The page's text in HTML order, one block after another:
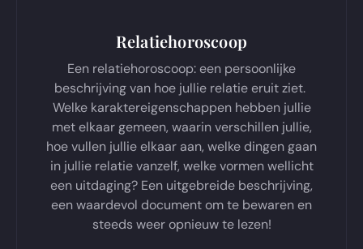
Relatiehoroscoop
Een relatiehoroscoop: een persoonlijke
beschrijving van hoe jullie relatie eruit ziet.
Welke karaktereigenschappen hebben jullie
met elkaar gemeen, waarin verschillen jullie,
hoe vullen jullie elkaar aan, welke dingen gaan
in jullie relatie vanzelf, welke vormen wellicht
een uitdaging? Een uitgebreide beschrijving,
een waardevol document om te bewaren en
steeds weer opnieuw te lezen!